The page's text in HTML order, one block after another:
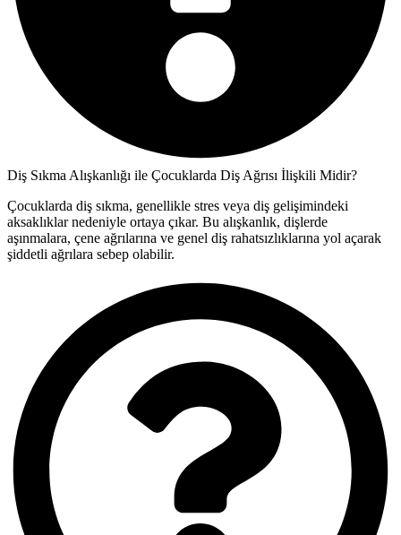
Diş Sıkma Alışkanlığı ile Çocuklarda Diş Ağrısı İlişkili Midir?
Çocuklarda diş sıkma, genellikle stres veya diş gelişimindeki
aksaklıklar nedeniyle ortaya çıkar. Bu alışkanlık, dişlerde
aşınmalara, çene ağrılarına ve genel diş rahatsızlıklarına yol açarak
şiddetli ağrılara sebep olabilir.